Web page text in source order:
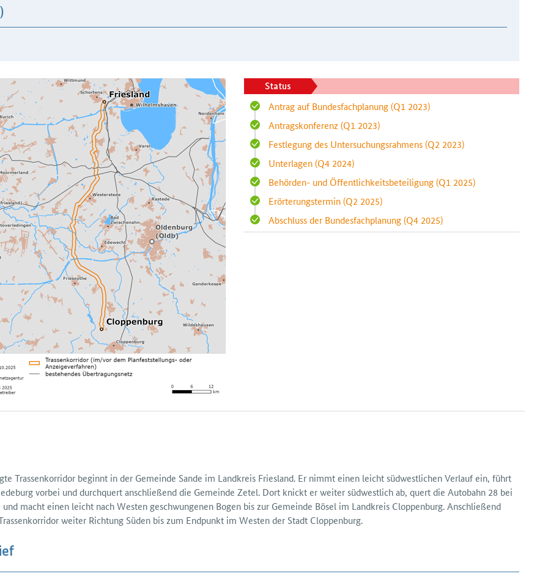
Status
Antrag auf Bundesfachplanung(Q1 2023)
Antragskonferenz(Q1 2023)
Festlegung des Untersuchungsrahmens(Q2 2023)
Unterlagen(Q4 2024)
Behörden- und Öffentlichkeitsbeteiligung(Q1 2025)
Erörterungstermin(Q2 2025)
Abschluss der Bundesfachplanung(Q4 2025)
Trassen­korridor beginnt in der Gemeinde Sande im Land­kreis Fries­land. Er nimmt einen leicht süd­westlichen Verlauf ein, führt
vorbei und durchquert anschließend die Gemeinde Zetel. Dort knickt er weiter süd­westlich ab, quert die Autobahn 28 bei
macht einen leicht nach Westen geschwungenen Bogen bis zur Gemeinde Bösel im Land­kreis Cloppen­burg. Anschließend
weiter Richtung Süden bis zum End­punkt im Westen der Stadt Cloppen­burg.